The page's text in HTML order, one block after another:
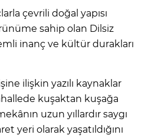
çevrili doğal yapısı
sahip olan Dilsiz
inanç ve kültür durakları
ilişkin yazılı kaynaklar
kuşaktan kuşağa
uzun yıllardır saygı
yeri olarak yaşatıldığını